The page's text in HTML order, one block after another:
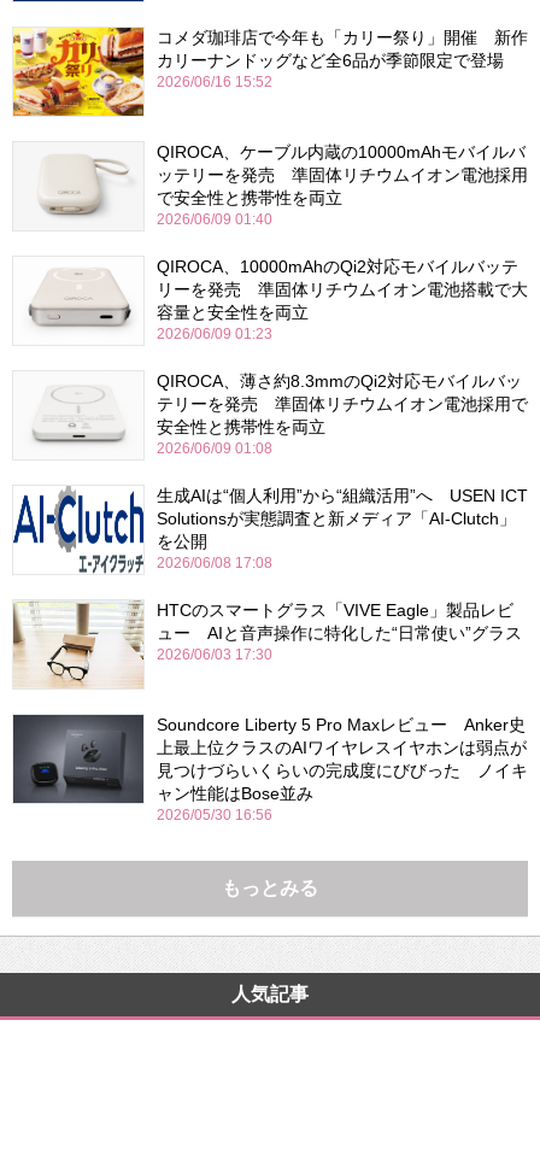
コメダ珈琲店で今年も「カリー祭り」開催 新作
カリーナンドッグなど全6品が季節限定で登場
2026/06/16 15:52
QIROCA、ケーブル内蔵の10000mAhモバイルバ
ッテリーを発売 準固体リチウムイオン電池採用
で安全性と携帯性を両立
2026/06/09 01:40
QIROCA、10000mAhのQi2対応モバイルバッテ
リーを発売 準固体リチウムイオン電池搭載で大
容量と安全性を両立
2026/06/09 01:23
QIROCA、薄さ約8.3mmのQi2対応モバイルバッ
テリーを発売 準固体リチウムイオン電池採用で
安全性と携帯性を両立
2026/06/09 01:08
生成AIは“個人利用”から“組織活用”へ USEN ICT
Solutionsが実態調査と新メディア「AI-Clutch」
を公開
2026/06/08 17:08
HTCのスマートグラス「VIVE Eagle」製品レビ
ュー AIと音声操作に特化した“日常使い”グラス
2026/06/03 17:30
Soundcore Liberty 5 Pro Maxレビュー Anker史
上最上位クラスのAIワイヤレスイヤホンは弱点が
見つけづらいくらいの完成度にびびった ノイキ
ャン性能はBose並み
2026/05/30 16:56
もっとみる
人気記事